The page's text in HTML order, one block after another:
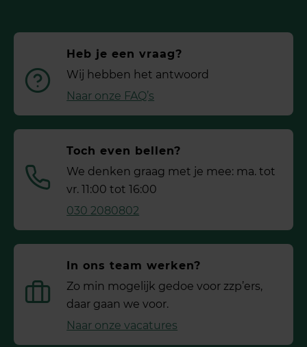
Heb je een vraag?
Wij hebben het antwoord
Naar onze FAQ’s
Toch even bellen?
We denken graag met je mee: ma. tot
vr. 11:00 tot 16:00
030 2080802
In ons team werken?
Zo min mogelijk gedoe voor ­zzp’ers,
daar gaan we voor.
Naar onze vacatures